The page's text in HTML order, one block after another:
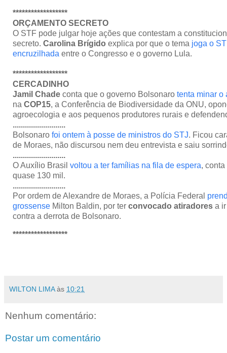
******************
ORÇAMENTO SECRETO
O STF pode julgar hoje ações que contestam a
secreto. Carolina Brígido explica por que o tema joga o
encruzilhada entre o Congresso e o governo Lula.
******************
CERCADINHO
Jamil Chade conta que o governo Bolsonaro tenta minar o
na COP15, a Conferência de Biodiversidade da ONU,
agroecologia e aos pequenos produtores rurais e
..........................
Bolsonaro foi ontem à posse de ministros do STJ. Ficou
de Moraes, não discursou nem deu entrevista e saiu
..........................
O Auxílio Brasil voltou a ter famílias na fila de espera, conta
quase 130 mil.
..........................
Por ordem de Alexandre de Moraes, a Polícia Federal
grossense Milton Baldin, por ter convocado atiradores a
contra a derrota de Bolsonaro.
******************
WILTON LIMA às 10:21
Nenhum comentário:
Postar um comentário